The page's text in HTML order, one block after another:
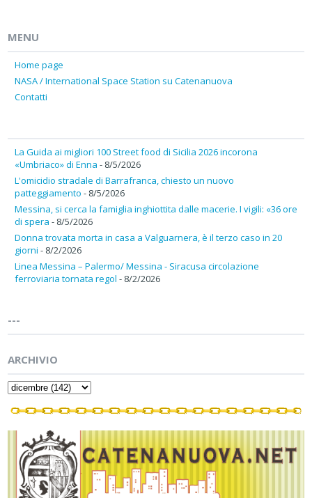
MENU
Home page
NASA / International Space Station su Catenanuova
Contatti
La Guida ai migliori 100 Street food di Sicilia 2026 incorona
«Umbriaco» di Enna - 8/5/2026
L'omicidio stradale di Barrafranca, chiesto un nuovo
patteggiamento - 8/5/2026
Messina, si cerca la famiglia inghiottita dalle macerie. I vigili: «36 ore
di spera - 8/5/2026
Donna trovata morta in casa a Valguarnera, è il terzo caso in 20
giorni - 8/2/2026
Linea Messina – Palermo/ Messina - Siracusa circolazione
ferroviaria tornata regol - 8/2/2026
---
ARCHIVIO